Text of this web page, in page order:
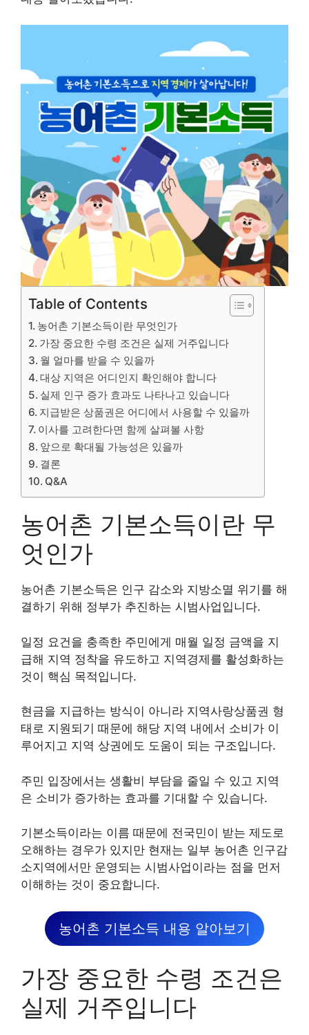
Table of Contents
농어촌 기본소득이란 무엇인가
가장 중요한 수령 조건은 실제 거주입니다
월 얼마를 받을 수 있을까
대상 지역은 어디인지 확인해야 합니다
실제 인구 증가 효과도 나타나고 있습니다
지급받은 상품권은 어디에서 사용할 수 있을까
이사를 고려한다면 함께 살펴볼 사항
앞으로 확대될 가능성은 있을까
결론
Q&A
농어촌 기본소득이란 무
엇인가
농어촌 기본소득은 인구 감소와 지방소멸 위기를 해
결하기 위해 정부가 추진하는 시범사업입니다.
일정 요건을 충족한 주민에게 매월 일정 금액을 지
급해 지역 정착을 유도하고 지역경제를 활성화하는
것이 핵심 목적입니다.
현금을 지급하는 방식이 아니라 지역사랑상품권 형
태로 지원되기 때문에 해당 지역 내에서 소비가 이
루어지고 지역 상권에도 도움이 되는 구조입니다.
주민 입장에서는 생활비 부담을 줄일 수 있고 지역
은 소비가 증가하는 효과를 기대할 수 있습니다.
기본소득이라는 이름 때문에 전국민이 받는 제도로
오해하는 경우가 있지만 현재는 일부 농어촌 인구감
소지역에서만 운영되는 시범사업이라는 점을 먼저
이해하는 것이 중요합니다.
농어촌 기본소득 내용 알아보기
가장 중요한 수령 조건은
실제 거주입니다